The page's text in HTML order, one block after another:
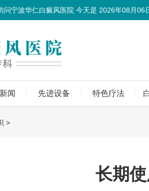
问宁波华仁白癜风医院 今天是 2026年08月06
闻 先进设备 特色疗法
>
长期